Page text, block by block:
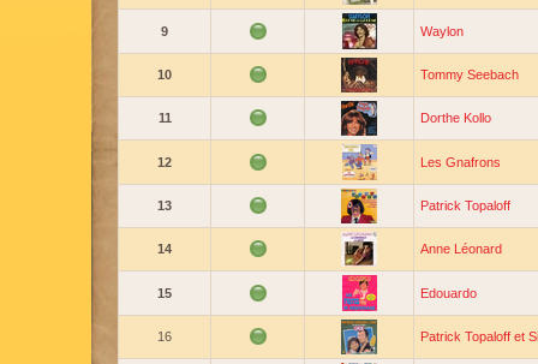
9 Waylon
10 Tommy Seebach
11 Dorthe Kollo
12 Les Gnafrons
13 Patrick Topaloff
14 Anne Léonard
15 Edouardo
16 Patrick Topaloff et